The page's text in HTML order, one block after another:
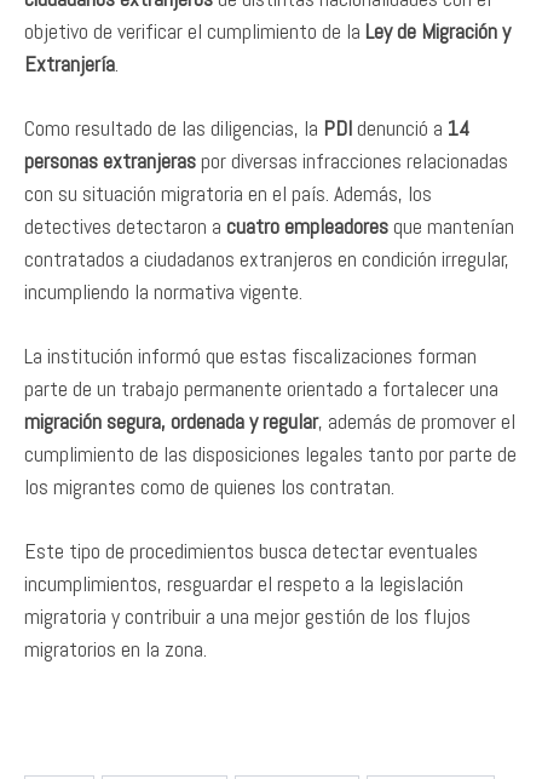
objetivo de verificar el cumplimiento de la Ley de Migración y
Extranjería.
Como resultado de las diligencias, la PDIdenunció a 14
personas extranjeraspor diversas infracciones relacionadas
con su situación migratoria en el país. Además, los
detectives detectaron a cuatro empleadoresque mantenían
contratados a ciudadanos extranjeros en condición irregular,
incumpliendo la normativa vigente.
La institución informó que estas fiscalizaciones forman
parte de un trabajo permanente orientado a fortalecer una
migración segura, ordenada y regular, además de promover el
cumplimiento de las disposiciones legales tanto por parte de
los migrantes como de quienes los contratan.
Este tipo de procedimientos busca detectar eventuales
incumplimientos, resguardar el respeto a la legislación
migratoria y contribuir a una mejor gestión de los flujos
migratorios en la zona.